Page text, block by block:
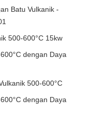
Batu Vulkanik -
500-600°C 15kw
dengan Daya
500-600°C
dengan Daya